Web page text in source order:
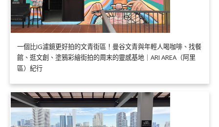
一個比IG濾鏡更好拍的文青街區！曼谷文青與年輕人喝咖啡、找餐
館、逛文創、塗鴉彩繪街拍的周末的靈感基地｜ARI AREA（阿里
區）紀行